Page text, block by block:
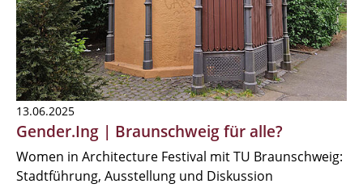
13.06.2025
Gender.Ing | Braunschweig für alle?
Women in Architecture Festival mit TU Braunschweig:
Stadtführung, Ausstellung und Diskussion